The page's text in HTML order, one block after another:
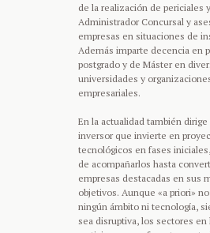
de la realización de periciales
Administrador Concursal y
empresas en situaciones de
Además imparte decencia en
postgrado y de Máster en
universidades y
empresariales.
En la actualidad también
inversor que invierte en
tecnológicos en fases
de acompañarlos hasta
empresas destacadas en sus
objetivos. Aunque «a priori»
ningún ámbito ni tecnología,
sea disruptiva, los sectores en